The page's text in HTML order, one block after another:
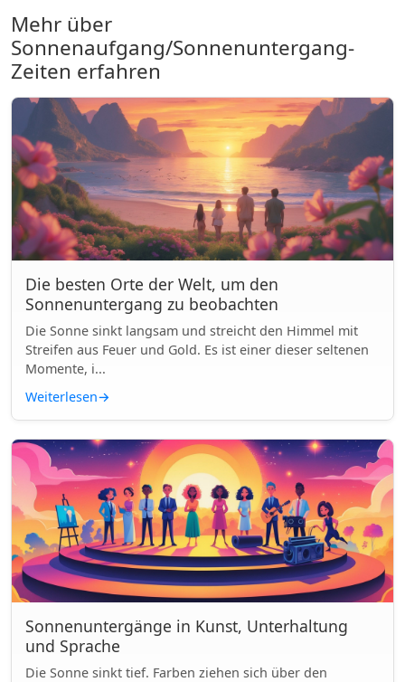
Mehr über
Sonnenaufgang/Sonnenuntergang-
Zeiten erfahren
Die besten Orte der Welt, um den
Sonnenuntergang zu beobachten
Die Sonne sinkt langsam und streicht den Himmel mit
Streifen aus Feuer und Gold. Es ist einer dieser seltenen
Momente, i...
Weiterlesen→
Sonnenuntergänge in Kunst, Unterhaltung
und Sprache
Die Sonne sinkt tief. Farben ziehen sich über den